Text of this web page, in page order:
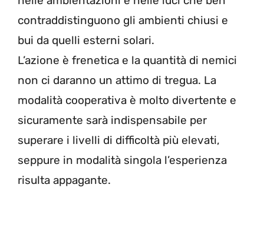
contraddistinguono gli ambienti chiusi e
bui da quelli esterni solari.
L’azione è frenetica e la quantità di nemici
non ci daranno un attimo di tregua. La
modalità cooperativa è molto divertente e
sicuramente sarà indispensabile per
superare i livelli di difficoltà più elevati,
seppure in modalità singola l’esperienza
risulta appagante.